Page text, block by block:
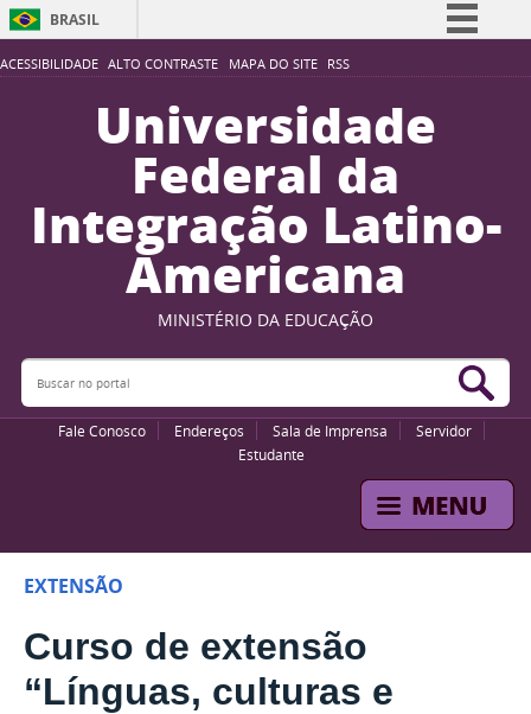
ACESSIBILIDADE ALTO CONTRASTE MAPA DO SITE RSS
BRASIL
Simplifique!
Participe
Acesso à informação
Legislação
Canais
Universidade
Federal da
Integração Latino-
Americana
MINISTÉRIO DA EDUCAÇÃO
Buscar no portal
Fale Conosco Endereços Sala de Imprensa
Servidor
Estudante
EXTENSÃO
Curso de extensão
“Línguas, culturas e